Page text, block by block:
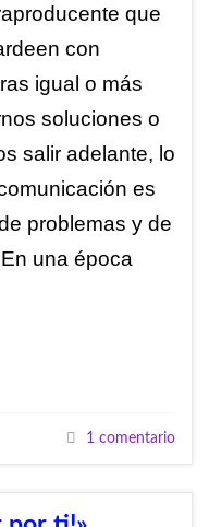
que
con
igual o más
soluciones o
salir adelante, lo
es
problemas y de
una época
1 comentario